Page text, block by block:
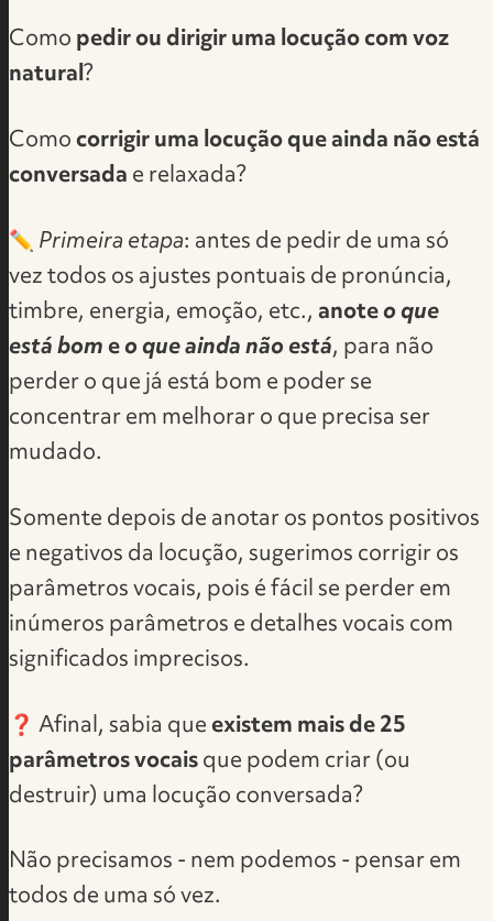
Comopedir ou dirigir uma locução com voz
natural?
Comocorrigir uma locução que ainda não está
conversadae relaxada?
✏️Primeira etapa: antes de pedir de uma só
vez todos os ajustes pontuais de pronúncia,
timbre, energia, emoção, etc.,anoteo que
está bomeo que ainda não está, para não
perder o que já está bom e poder se
concentrar em melhorar o que precisa ser
mudado.
Somente depois de anotar os pontos positivos
e negativos da locução, sugerimos corrigir os
parâmetros vocais, pois é fácil se perder em
inúmeros parâmetros e detalhes vocais com
significados imprecisos.
❓ Afinal, sabia queexistem mais de 25
parâmetros vocaisque podem criar (ou
destruir) uma locução conversada?
Não precisamos - nem podemos - pensar em
todos de uma só vez.